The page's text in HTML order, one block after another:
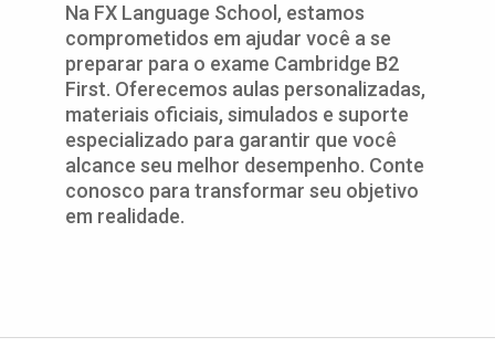
Na FX Language School, estamos
comprometidos em ajudar você a se
preparar para o exame Cambridge B2
First. Oferecemos aulas personalizadas,
materiais oficiais, simulados e suporte
especializado para garantir que você
alcance seu melhor desempenho. Conte
conosco para transformar seu objetivo
em realidade.